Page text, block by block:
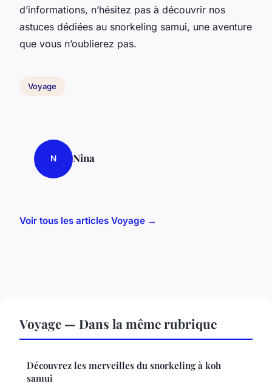
d’informations, n’hésitez pas à découvrir nos
astuces dédiées au snorkeling samui, une aventure
que vous n’oublierez pas.
Voyage
N Nina
Voir tous les articles Voyage →
Voyage — Dans la même rubrique
Découvrez les merveilles du snorkeling à koh
samui